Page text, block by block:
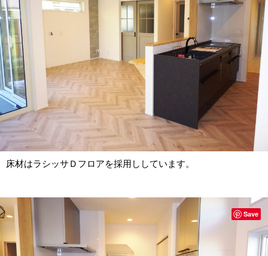
床材はラシッサＤフロアを採用ししています。
Save